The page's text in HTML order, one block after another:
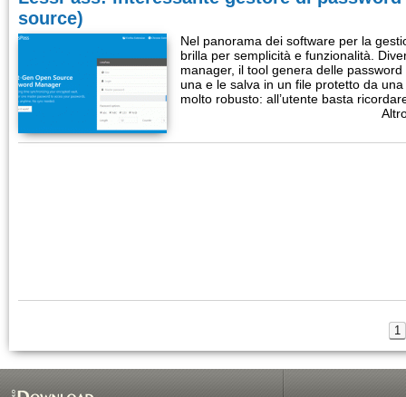
source)
Nel panorama dei software per la
brilla per semplicità e funzionalità.
manager, il tool genera delle
una e le salva in un file protetto da
molto robusto: all’utente basta
1